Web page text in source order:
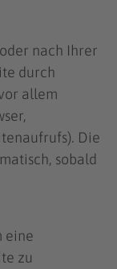
nach Ihrer
durch
allem
Die
sobald
eine
zu